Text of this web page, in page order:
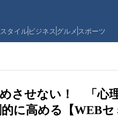
タイルビジネス グルメ スポーツ
させない！ 「心
に高める【WEB